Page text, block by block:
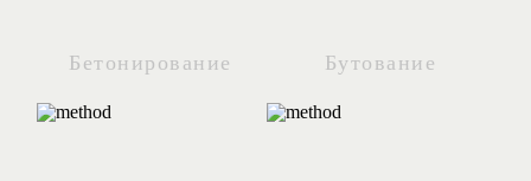
Бетонирование Бутование